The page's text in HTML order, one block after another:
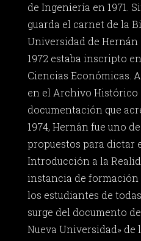
de Ingeniería en 1971.
guarda el carnet de la
Universidad de
1972 estaba inscripto
Ciencias Económicas.
en el Archivo Histórico
documentación que
1974, Hernán fue uno
propuestos para dictar
Introducción a la
instancia de
los estudiantes de
surge del documento
Nueva Universidad» de